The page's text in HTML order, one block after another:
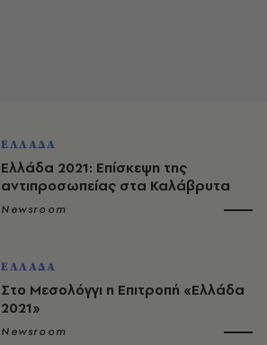
ΕΛΛΑΔΑ
Ελλάδα 2021: Επίσκεψη της
αντιπροσωπείας στα Καλάβρυτα
Newsroom
ΕΛΛΑΔΑ
Στο Μεσολόγγι η Επιτροπή «Ελλάδα
2021»
Newsroom